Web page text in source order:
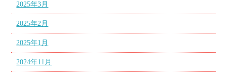
2025年3月
2025年2月
2025年1月
2024年11月